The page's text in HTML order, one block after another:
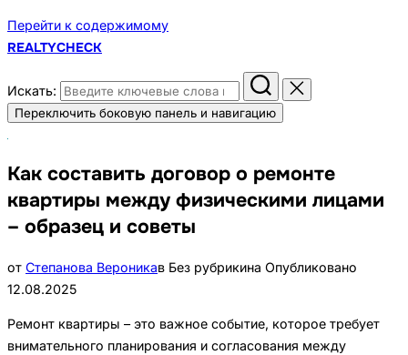
Перейти к содержимому
REALTYCHECK
Искать:
Переключить боковую панель и навигацию
Как составить договор о ремонте
квартиры между физическими лицами
– образец и советы
от Степанова Вероникав Без рубрикина Опубликовано
12.08.2025
Ремонт квартиры – это важное событие, которое требует
внимательного планирования и согласования между